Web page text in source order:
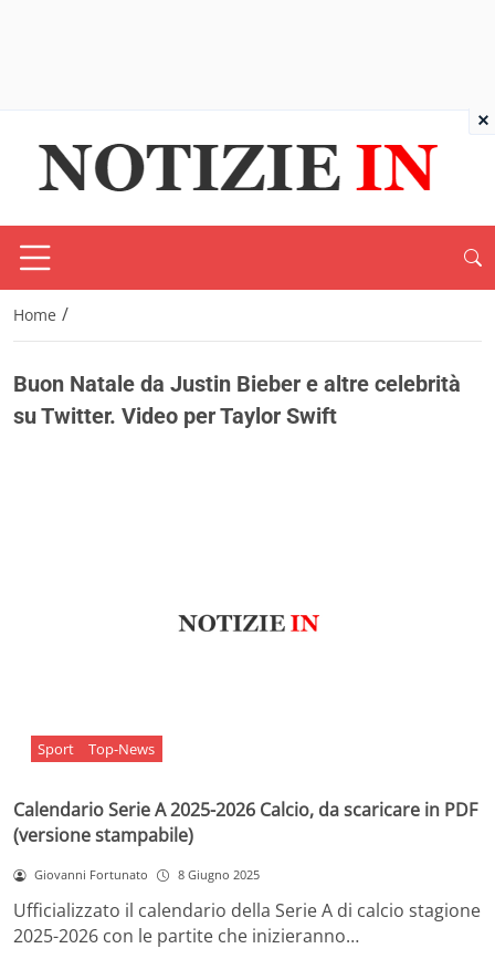
Home /
Buon Natale da Justin Bieber e altre celebrità
su Twitter. Video per Taylor Swift
Sport Top-News
Calendario Serie A 2025-2026 Calcio, da scaricare in PDF
(versione stampabile)
Giovanni Fortunato 8 Giugno 2025
Ufficializzato il calendario della Serie A di calcio stagione
2025-2026 con le partite che inizieranno…
×